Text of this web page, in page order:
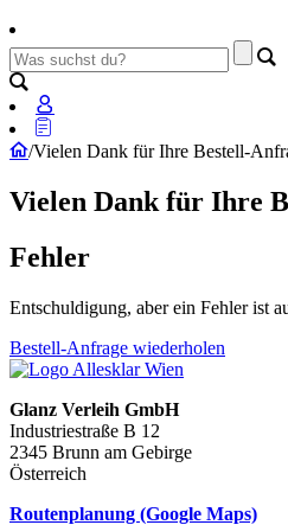
/Vielen Dank für Ihre Bestell-
Vielen Dank für Ihre
Fehler
Entschuldigung, aber ein Fehler ist
Bestell-Anfrage wiederholen
Glanz Verleih GmbH
Industriestraße B 12
2345 Brunn am Gebirge
Österreich
Routenplanung (Google Maps)